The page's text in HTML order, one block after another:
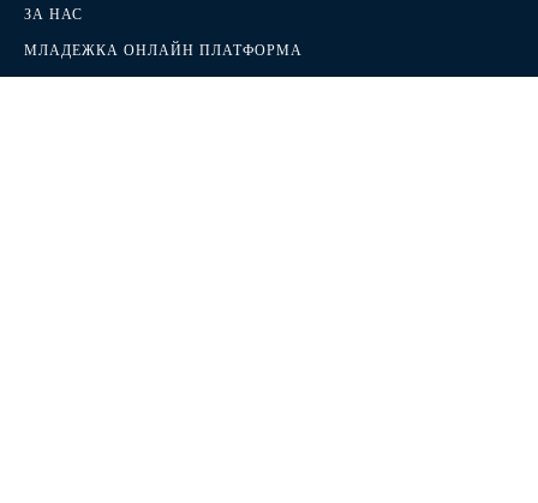
ЗА НАС
МЛАДЕЖКА ОНЛАЙН ПЛАТФОРМА